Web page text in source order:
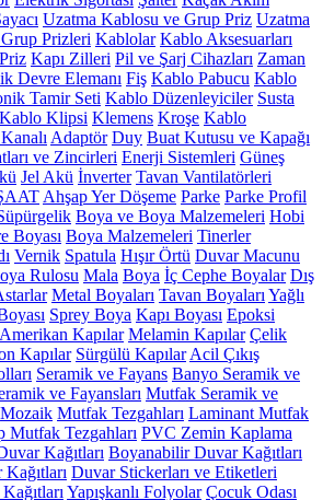
Uzatma Kablosu ve Grup Priz Uzatma
Prizleri Kablolar Kablo Aksesuarları
Kapı Zilleri Pil ve Şarj Cihazları Zaman
Devre Elemanı Fiş Kablo Pabucu Kablo
Tamir Seti Kablo Düzenleyiciler Susta
Kablo Klipsi Klemens Kroşe Kablo
Adaptör Duy Buat Kutusu ve Kapağı
ve Zincirleri Enerji Sistemleri Güneş
Jel Akü İnverter Tavan Vantilatörleri
Ahşap Yer Döşeme Parke Parke Profil
Boya ve Boya Malzemeleri Hobi
Boyası Boya Malzemeleri Tinerler
Vernik Spatula Hışır Örtü Duvar Macunu
Rulosu Mala Boya İç Cephe Boyalar Dış
Metal Boyaları Tavan Boyaları Yağlı
Sprey Boya Kapı Boyası Epoksi
Amerikan Kapılar Melamin Kapılar Çelik
Kapılar Sürgülü Kapılar Acil Çıkış
Seramik ve Fayans Banyo Seramik ve
ve Fayansları Mutfak Seramik ve
Mozaik Mutfak Tezgahları Laminant Mutfak
Mutfak Tezgahları PVC Zemin Kaplama
Kağıtları Boyanabilir Duvar Kağıtları
Duvar Stickerları ve Etiketleri
Yapışkanlı Folyolar Çocuk Odası